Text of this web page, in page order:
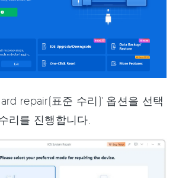
repair(표준 수리)' 옵션을 선택
리를 진행합니다.